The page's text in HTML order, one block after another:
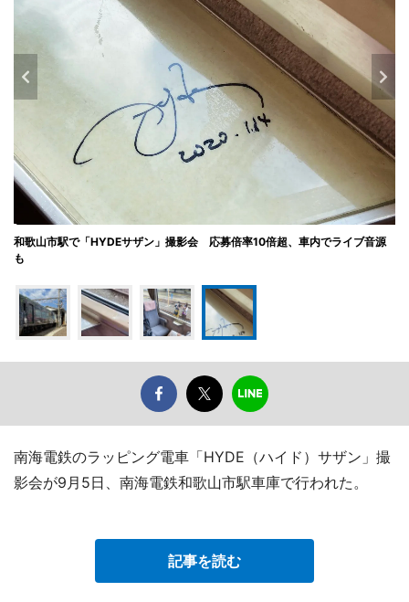
和歌山市駅で「HYDEサザン」撮影会 応募倍率10倍超、車内でライブ音源
も
南海電鉄のラッピング電車「HYDE（ハイド）サザン」撮
影会が9月5日、南海電鉄和歌山市駅車庫で行われた。
記事を読む